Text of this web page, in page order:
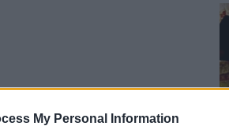
My Personal Information